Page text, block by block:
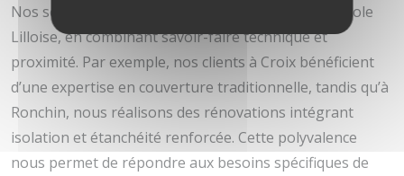
Nos services couvrent tout le secteur de la Métropole
Lilloise, en combinant savoir-faire technique et
proximité. Par exemple, nos clients à Croix bénéficient
d’une expertise en couverture traditionnelle, tandis qu’à
Ronchin, nous réalisons des rénovations intégrant
isolation et étanchéité renforcée. Cette polyvalence
nous permet de répondre aux besoins spécifiques de